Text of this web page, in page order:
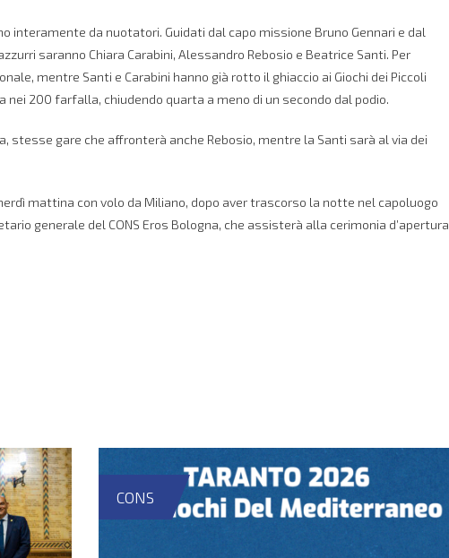
interamente da nuotatori. Guidati dal capo missione Bruno Gennari e dal
saranno Chiara Carabini, Alessandro Rebosio e Beatrice Santi. Per
mentre Santi e Carabini hanno già rotto il ghiaccio ai Giochi dei Piccoli
200 farfalla, chiudendo quarta a meno di un secondo dal podio.
stesse gare che affronterà anche Rebosio, mentre la Santi sarà al via dei
mattina con volo da Miliano, dopo aver trascorso la notte nel capoluogo
generale del CONS Eros Bologna, che assisterà alla cerimonia d’apertura
CONS